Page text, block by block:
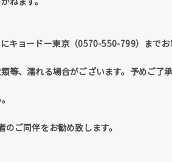
キョードー東京（0570-550-799）までお
等、濡れる場合がございます。予めご了
ご同伴をお勧め致します。